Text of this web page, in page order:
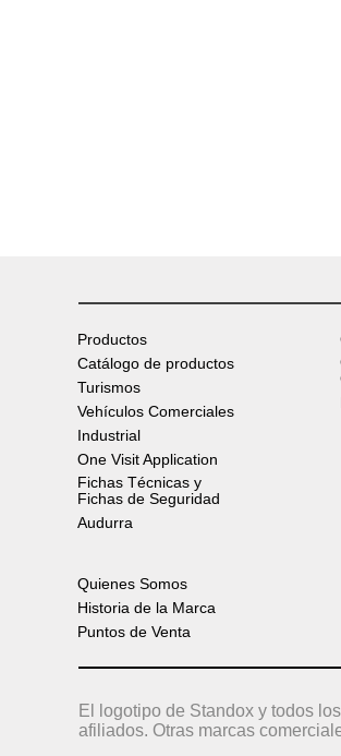
Productos
Catálogo de productos
Turismos
Vehículos Comerciales
Industrial
One Visit Application
Fichas Técnicas y
Fichas de Seguridad
Audurra
Quienes Somos
Historia de la Marca
Puntos de Venta
El logotipo de Standox y todos
afiliados. Otras marcas